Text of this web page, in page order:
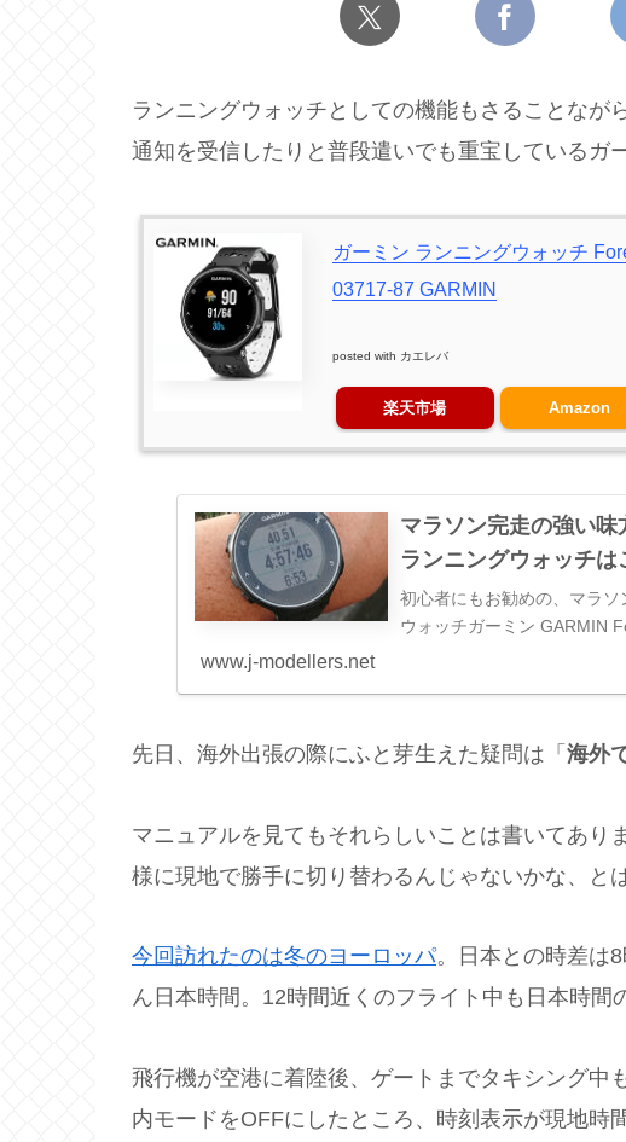
ランニングウォッチとしての機能もさることなが
通知を受信したりと普段遣いでも重宝しているガ
ガーミン ランニングウォッチ
03717-87 GARMIN
posted with カエレバ
楽天市場 Amazon
マラソン完走の強い
ランニングウォッチは
初心者にもお勧めの、マラ
ウォッチガーミン GARMIN
www.j-modellers.net
先日、海外出張の際にふと芽生えた疑問は「 海外
マニュアルを見てもそれらしいことは書いてあり
様に現地で勝手に切り替わるんじゃないかな、と
今回訪れたのは冬のヨーロッパ。日本との時差は
ん日本時間。12時間近くのフライト中も日本時間
飛行機が空港に着陸後、ゲートまでタキシング中
内モードをOFFにしたところ、時刻表示が現地時